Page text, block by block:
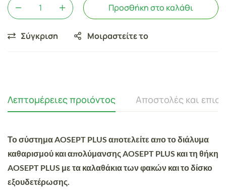
Προσθήκη στο καλάθι
Σύγκριση Μοιραστείτε το
Λεπτομέρειες προιόντος Αποστολές και
Το σύστημα AOSEPT PLUS αποτελείτε απο το διάλυμα
καθαρισμού και απολύμανσης AOSEPT PLUS και τη θήκη
AOSEPT PLUS με τα καλαθάκια των φακών και το δίσκο
εξουδετέρωσης.